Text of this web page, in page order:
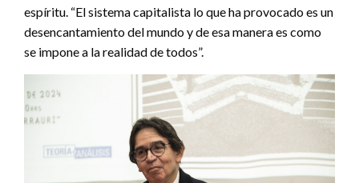
espíritu. “El sistema capitalista lo que ha provocado es un
desencantamiento del mundo y de esa manera es como
se impone a la realidad de todos”.